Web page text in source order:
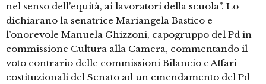
nel senso dell’equità, ai lavoratori della scuola”. Lo
dichiarano la senatrice Mariangela Bastico e
l’onorevole Manuela Ghizzoni, capogruppo del Pd in
commissione Cultura alla Camera, commentando il
voto contrario delle commissioni Bilancio e Affari
costituzionali del Senato ad un emendamento del Pd